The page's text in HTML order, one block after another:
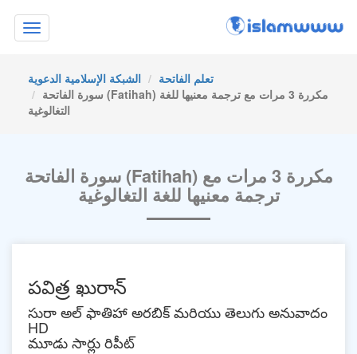
Toggle
navigation
الشبكة الإسلامية الدعوية
تعلم الفاتحة
سورة الفاتحة (Fatihah) مكررة 3 مرات مع ترجمة معنيها للغة
التغالوغية
سورة الفاتحة (Fatihah) مكررة 3 مرات مع
ترجمة معنيها للغة التغالوغية
పవిత్ర ఖురాన్
సురా అల్ ఫాతిహా అరబిక్ మరియు తెలుగు అనువాదం
HD
మూడు సార్లు రిపీట్